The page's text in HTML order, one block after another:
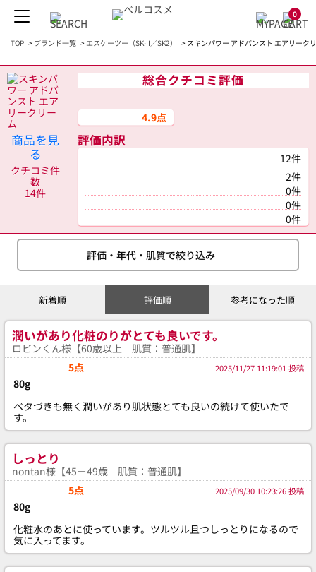
0
TOP > ブランド一覧 > エスケーツー（SK-II／SK2） > スキンパワー アドバンスト エアリーク
商品を見
る
クチコミ件
数
14件
総合クチコミ評価
4.9点
評価内訳
12件
2件
0件
0件
0件
評価・年代・肌質で絞り込み
新着順 評価順 参考になった順
潤いがあり化粧のりがとても良いです。
ロビンくん様【60歳以上 肌質：普通肌】
5点
2025/11/27 11:19:01 投稿
80g
ベタづきも無く潤いがあり肌状態とても良いの続けて使いたで
す。
しっとり
nontan様【45－49歳 肌質：普通肌】
5点
2025/09/30 10:23:26 投稿
80g
化粧水のあとに使っています。ツルツル且つしっとりになるので
気に入ってます。